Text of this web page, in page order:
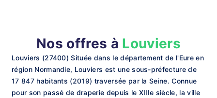
Nos offres à Louviers
Louviers (27400) Située dans le département de l'Eure en
région Normandie, Louviers est une sous-préfecture de
17 847 habitants (2019) traversée par la Seine. Connue
pour son passé de draperie depuis le XIIIe siècle, la ville